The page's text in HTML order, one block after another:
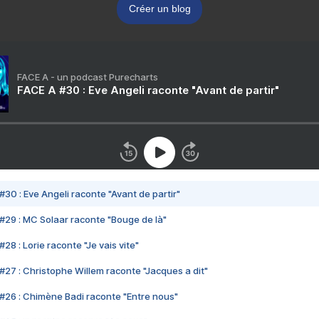
Créer un blog
FACE A - un podcast Purecharts
FACE A #30 : Eve Angeli raconte "Avant de partir"
#30 : Eve Angeli raconte "Avant de partir"
#29 : MC Solaar raconte "Bouge de là"
#28 : Lorie raconte "Je vais vite"
#27 : Christophe Willem raconte "Jacques a dit"
#26 : Chimène Badi raconte "Entre nous"